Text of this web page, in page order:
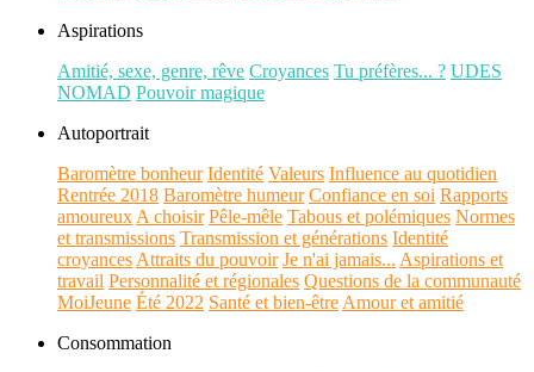
Aspirations
Amitié, sexe, genre, rêve Croyances Tu préfères... ? UDES
NOMAD Pouvoir magique
Autoportrait
Baromètre bonheur Identité Valeurs Influence au quotidien
Rentrée 2018 Baromètre humeur Confiance en soi Rapports
amoureux A choisir Pêle-mêle Tabous et polémiques Normes
et transmissions Transmission et générations Identité
croyances Attraits du pouvoir Je n'ai jamais... Aspirations et
travail Personnalité et régionales Questions de la communauté
MoiJeune Été 2022 Santé et bien-être Amour et amitié
Consommation